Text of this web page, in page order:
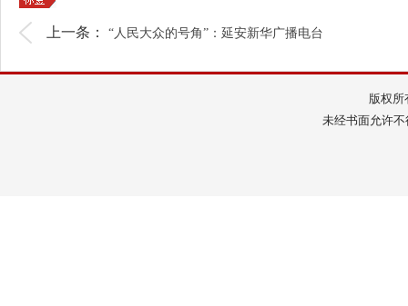
上一条： “人民大众的号角”：延安新华广播电台
版权
未经书面允许